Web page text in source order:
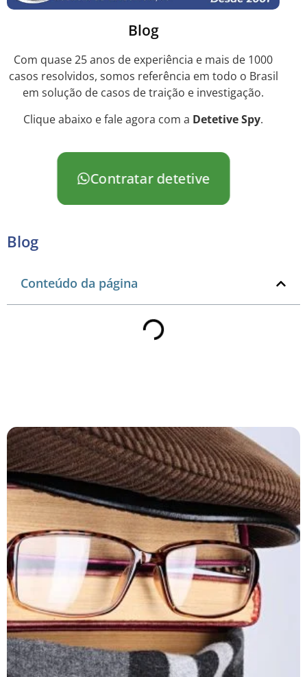
Blog
Com quase 25 anos de experiência e mais de 1000
casos resolvidos, somos referência em todo o Brasil
em solução de casos de traição e investigação.
Clique abaixo e fale agora com a Detetive Spy.
Contratar detetive
Blog
Conteúdo da página